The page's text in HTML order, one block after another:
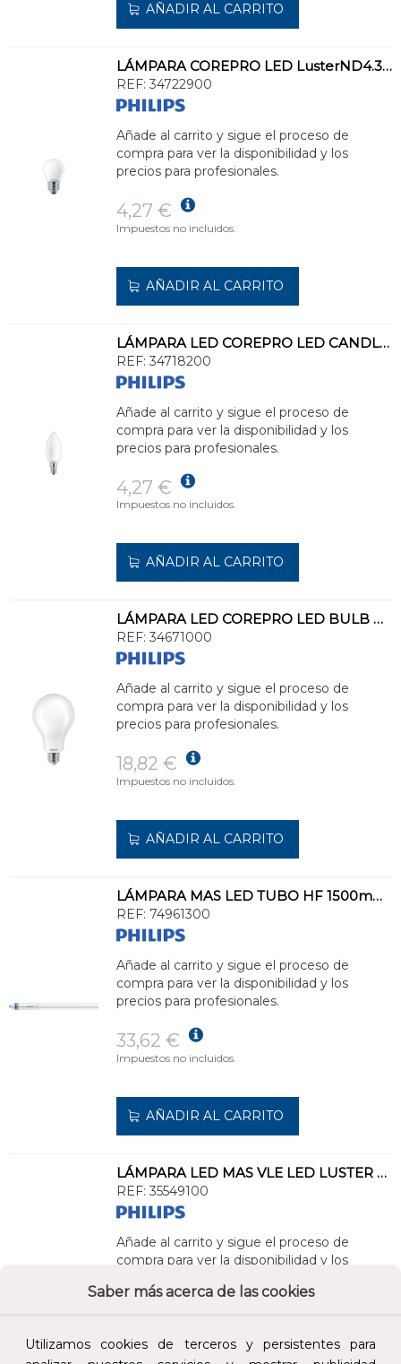
Saber más acerca de las cookies
Utilizamos cookies de terceros y persistentes para
AÑADIR AL CARRITO
LÁMPARA COREPRO LED LusterND4.3-40W E27 827P45FRG
REF: 34722900
Añade al carrito y sigue el proceso de
compra para ver la disponibilidad y los
precios para profesionales.
4,27 €
Impuestos no incluidos.
AÑADIR AL CARRITO
LÁMPARA LED COREPRO LED CANDLE ND 4.3-40W E14 827 B35 FR G
REF: 34718200
Añade al carrito y sigue el proceso de
compra para ver la disponibilidad y los
precios para profesionales.
4,27 €
Impuestos no incluidos.
AÑADIR AL CARRITO
LÁMPARA LED COREPRO LED BULB ND 200W E27 A95 865 FR G
REF: 34671000
Añade al carrito y sigue el proceso de
compra para ver la disponibilidad y los
precios para profesionales.
18,82 €
Impuestos no incluidos.
AÑADIR AL CARRITO
LÁMPARA MAS LED TUBO HF 1500mm HO 26W 865 T5 OE
REF: 74961300
Añade al carrito y sigue el proceso de
compra para ver la disponibilidad y los
precios para profesionales.
33,62 €
Impuestos no incluidos.
AÑADIR AL CARRITO
LÁMPARA LED MAS VLE LED LUSTER D 3.4-40W E14 P45 927 FR G
REF: 35549100
Añade al carrito y sigue el proceso de
compra para ver la disponibilidad y los